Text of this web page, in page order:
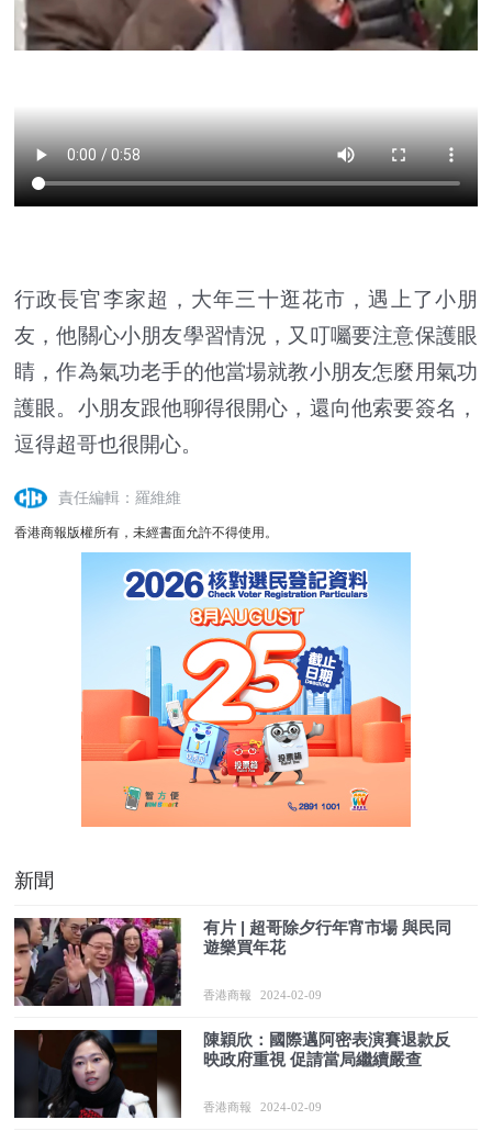
行政長官李家超，大年三十逛花市，遇上了小朋
友，他關心小朋友學習情況，又叮囑要注意保護眼
睛，作為氣功老手的他當場就教小朋友怎麼用氣功
護眼。小朋友跟他聊得很開心，還向他索要簽名，
逗得超哥也很開心。
責任編輯：羅維維
香港商報版權所有，未經書面允許不得使用。
新聞
有片 | 超哥除夕行年宵市場 與民同
遊樂買年花
香港商報 2024-02-09
陳穎欣：國際邁阿密表演賽退款反
映政府重視 促請當局繼續嚴查
香港商報 2024-02-09